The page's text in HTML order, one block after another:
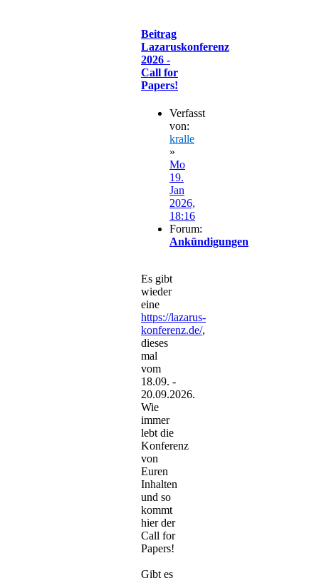
Beitrag
Lazaruskonferenz
2026 -
Call for
Papers!
Verfasst
von:
kralle
»
Mo
19.
Jan
2026,
18:16
Forum:
Ankündigungen
Es gibt
wieder
eine
https://lazarus-
konferenz.de/,
dieses
mal
vom
18.09. -
20.09.2026.
Wie
immer
lebt die
Konferenz
von
Euren
Inhalten
und so
kommt
hier der
Call for
Papers!
Gibt es